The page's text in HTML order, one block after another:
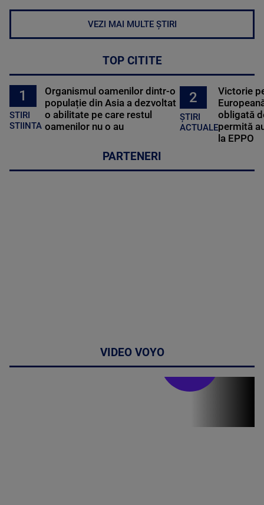
VEZI MAI MULTE ȘTIRI
TOP CITITE
1
STIRI
STIINTA
Organismul oamenilor dintr-o
populație din Asia a dezvoltat
o abilitate pe care restul
oamenilor nu o au
2
ȘTIRI
ACTUALE
Victorie
obligată
permită
la EPPO
PARTENERI
VIDEO VOYO
Stirile PRO TV